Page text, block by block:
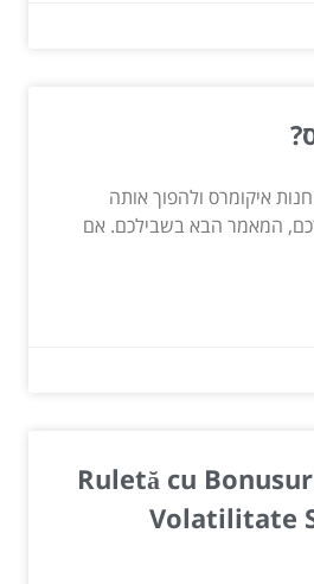
איקומרס ולהפוך אותה
המאמר הבא בשבילכם. אם
Ruletă cu
Volatilitate